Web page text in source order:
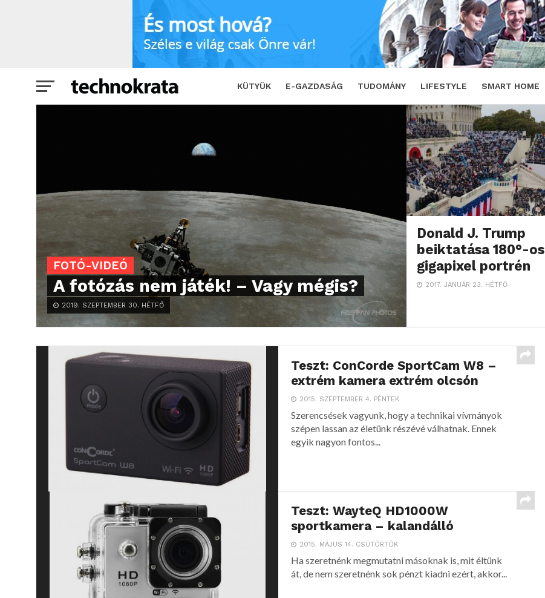
KÜTYÜK E-GAZDASÁG TUDOMÁNY LIFESTYLE SMART HOME
FOTÓ-VIDEÓ
A fotózás nem játék! – Vagy mégis?
2019. SZEPTEMBER 30. HÉTFŐ
Donald J. Trump
beiktatása 180°-os
gigapixel portrén
2017. JANUÁR 23. HÉTFŐ
Teszt: ConCorde SportCam W8 –
extrém kamera extrém olcsón
2015. SZEPTEMBER 4. PÉNTEK
Szerencsések vagyunk, hogy a technikai vívmányok
szépen lassan az életünk részévé válhatnak. Ennek
egyik nagyon fontos...
Teszt: WayteQ HD1000W
sportkamera – kalandálló
2015. MÁJUS 14. CSÜTÖRTÖK
Ha szeretnénk megmutatni másoknak is, mit éltünk
át, de nem szeretnénk sok pénzt kiadni ezért, akkor...